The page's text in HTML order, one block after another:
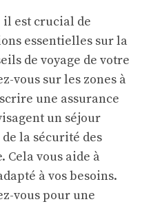
est crucial de
essentielles sur la
de voyage de votre
vous sur les zones à
une assurance
un séjour
la sécurité des
Cela vous aide à
à vos besoins.
vous pour une